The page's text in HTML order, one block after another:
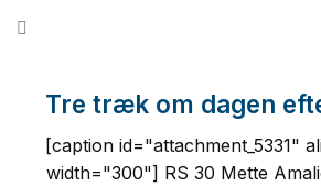
Tre træk om dagen
[caption id="attachment_5331"
width="300"] RS 30 Mette